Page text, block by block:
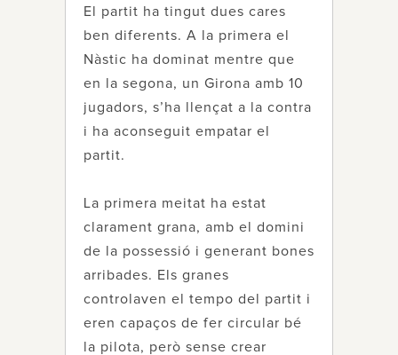
El partit ha tingut dues cares
ben diferents. A la primera el
Nàstic ha dominat mentre que
en la segona, un Girona amb 10
jugadors, s’ha llençat a la contra
i ha aconseguit empatar el
partit.
La primera meitat ha estat
clarament grana, amb el domini
de la possessió i generant bones
arribades. Els granes
controlaven el tempo del partit i
eren capaços de fer circular bé
la pilota, però sense crear